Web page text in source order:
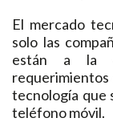
El mercado
solo las
están a la
requerimientos
tecnología que
teléfono móvil.